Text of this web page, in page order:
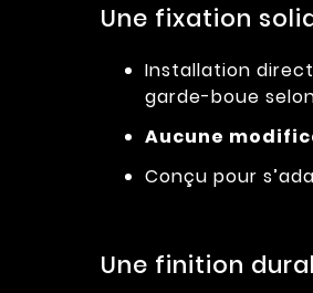
Une fixation
Installation
garde-boue
Aucune
Conçu pour
Une finition